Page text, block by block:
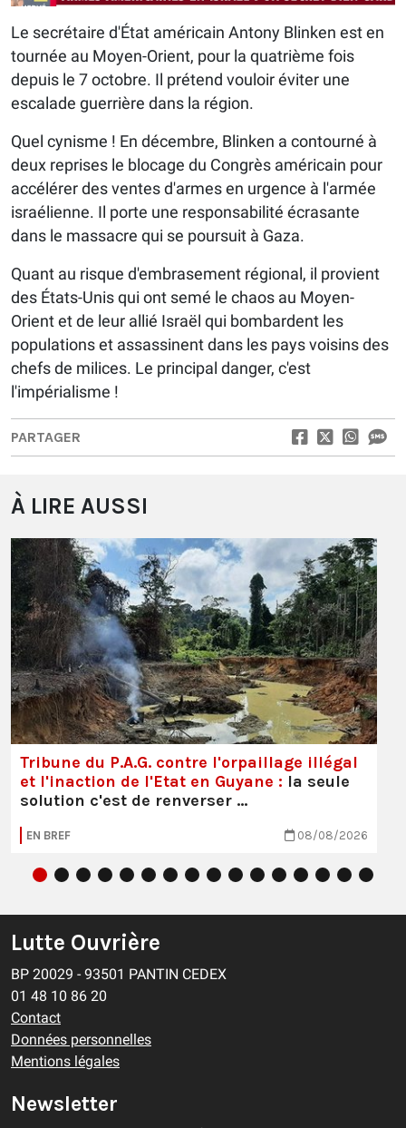
Le secrétaire d'État américain Antony Blinken est en
tournée au Moyen-Orient, pour la quatrième fois
depuis le 7 octobre. Il prétend vouloir éviter une
escalade guerrière dans la région.
Quel cynisme ! En décembre, Blinken a contourné à
deux reprises le blocage du Congrès américain pour
accélérer des ventes d'armes en urgence à l'armée
israélienne. Il porte une responsabilité écrasante
dans le massacre qui se poursuit à Gaza.
Quant au risque d'embrasement régional, il provient
des États-Unis qui ont semé le chaos au Moyen-
Orient et de leur allié Israël qui bombardent les
populations et assassinent dans les pays voisins des
chefs de milices. Le principal danger, c'est
l'impérialisme !
PARTAGER
À LIRE AUSSI
Tribune du P.A.G. contre l'orpaillage illégal
et l'inaction de l'Etat en Guyane : la seule
solution c'est de renverser …
EN BREF 08/08/2026
Lutte Ouvrière
BP 20029 - 93501 PANTIN CEDEX
01 48 10 86 20
Contact
Données personnelles
Mentions légales
Newsletter